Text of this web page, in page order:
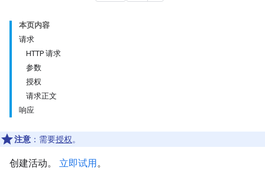
本页内容
请求
HTTP 请求
参数
授权
请求正文
响应
注意 ：需要授权。
创建活动。 立即试用。